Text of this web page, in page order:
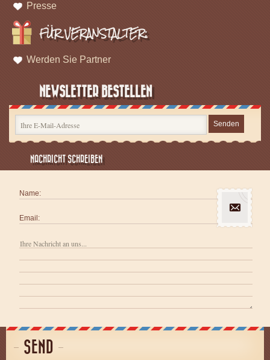
Presse
FÜR VERANSTALTER:
Werden Sie Partner
NEWSLETTER BESTELLEN
Senden
NACHRICHT SCHREIBEN
Name:
Email:
SEND